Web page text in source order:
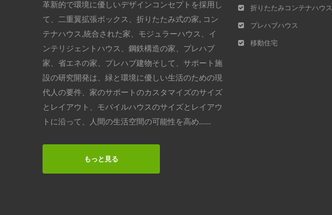
革新的で環境に優しいデザインコンセプトを採用し
て、二重翼拡張ボックス、折りたたみ式の家, コン
テナハウス,統合された家、モジュラーハウス、イ
ンテリジェントハウス、鋼鉄構造の家、プレハブ
家、省エネの家、プレハブ建物そして、サポート施
設の研究開発は、緑と環境に優しい生活のための現
代人の要件、家のサポートのカスタマイズのサイズ
とレイアウト、モバイルハウスのサイズとレイアウ
トに沿って、人間の生活空間の可能性を高め......
もっと見る
折りたたみコンテナハウス
プレハブハウス
移動住宅